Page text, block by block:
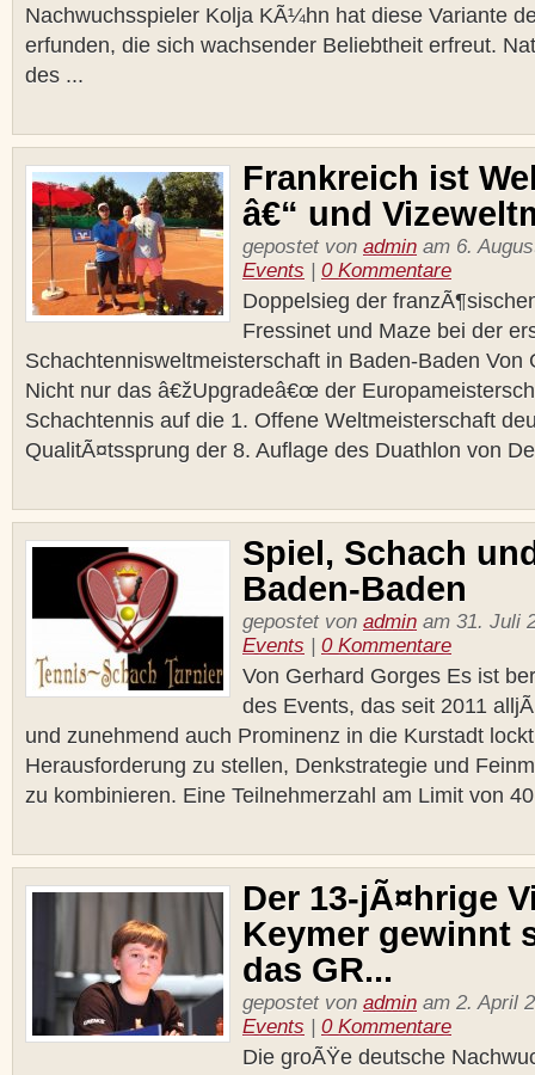
Nachwuchsspieler Kolja KÃ¼hn hat diese Variante
erfunden, die sich wachsender Beliebtheit erfreut.
des ...
Frankreich ist
â€“ und
gepostet von admin am 6.
Events
0 Kommentare
Doppelsieg der
Fressinet und Maze bei der
Schachtennisweltmeisterschaft in Baden-Baden Von
Nicht nur das â€žUpgradeâ€œ der
Schachtennis auf die 1. Offene Weltmeisterschaft
QualitÃ¤tssprung der 8. Auflage des Duathlon von
Spiel, Schach
Baden-Baden
gepostet von admin am 31. Juli
Events
0 Kommentare
Von Gerhard Gorges Es ist
des Events, das seit 2011
und zunehmend auch Prominenz in die Kurstadt
Herausforderung zu stellen, Denkstrategie und
zu kombinieren. Eine Teilnehmerzahl am Limit von
Der 13-jÃ¤hrige
Keymer gewinnt
das GR...
gepostet von admin am 2. April
Events
0 Kommentare
Die groÃŸe deutsche